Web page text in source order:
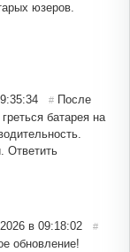
юзеров.
# После
батарея на
Ответить
в 09:18:02 #
обновление!